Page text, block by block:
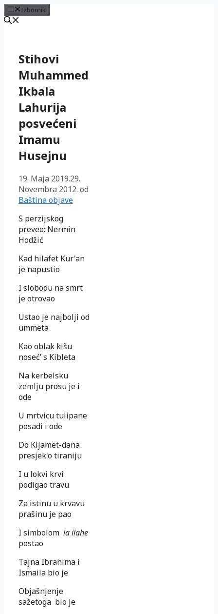
Izbornik
sadržajStihovi
Muhammed
Ikbala
Lahurija
posvećeni
Imamu
Husejnu
19. Maja 2019.29.
Novembra 2012. od
Baština objave
S perzijskog
preveo: Nermin
Hodžić
Kad hilafet Kur'an
je napustio
I slobodu na smrt
je otrovao
Ustao je najbolji od
ummeta
Kao oblak kišu
noseć’ s Kibleta
Na kerbelsku
zemlju prosu je i
ode
U mrtvicu tulipane
posadi i ode
Do Kijamet-dana
presjek'o tiraniju
I u lokvi krvi
podigao travu
Za istinu u krvavu
prašinu je pao
I simbolom la ilahe
postao
Tajna Ibrahima i
Ismaila bio je
Objašnjenje
sažetoga bio je